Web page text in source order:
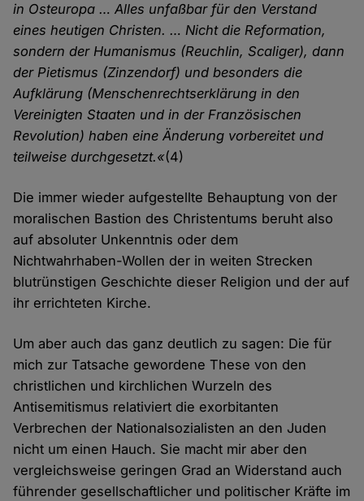
in Osteuropa … Alles unfaßbar für den Verstand
eines heutigen Christen. … Nicht die Reformation,
sondern der Humanismus (Reuchlin, Scaliger), dann
der Pietismus (Zinzendorf) und besonders die
Aufklärung (Menschenrechtserklärung in den
Vereinigten Staaten und in der Französischen
Revolution) haben eine Änderung vorbereitet und
teilweise durchgesetzt.«(4)
Die immer wieder aufgestellte Behauptung von der
moralischen Bastion des Christentums beruht also
auf absoluter Unkenntnis oder dem
Nichtwahrhaben-Wollen der in weiten Strecken
blutrünstigen Geschichte dieser Religion und der auf
ihr errichteten Kirche.
Um aber auch das ganz deutlich zu sagen: Die für
mich zur Tatsache gewordene These von den
christlichen und kirchlichen Wurzeln des
Antisemitismus relativiert die exorbitanten
Verbrechen der Nationalsozialisten an den Juden
nicht um einen Hauch. Sie macht mir aber den
vergleichsweise geringen Grad an Widerstand auch
führender gesellschaftlicher und politischer Kräfte im